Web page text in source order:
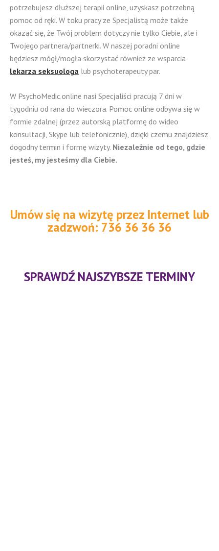
potrzebujesz dłuższej terapii online, uzyskasz potrzebną
pomoc od ręki. W toku pracy ze Specjalistą może także
okazać się, że Twój problem dotyczy nie tylko Ciebie, ale i
Twojego partnera/partnerki. W naszej poradni online
będziesz mógł/mogła skorzystać również ze wsparcia
lekarza seksuologa lub psychoterapeuty par.
W PsychoMedic.online nasi Specjaliści pracują 7 dni w
tygodniu od rana do wieczora. Pomoc online odbywa się w
formie zdalnej (przez autorską platformę do wideo
konsultacji, Skype lub telefonicznie), dzięki czemu znajdziesz
dogodny termin i formę wizyty. Niezależnie od tego, gdzie
jesteś, my jesteśmy dla Ciebie.
Umów się na wizytę przez Internet lub
zadzwoń: 736 36 36 36
SPRAWDŹ NAJSZYBSZE TERMINY